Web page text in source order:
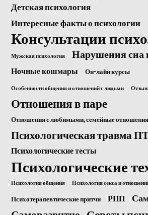
Детская психология
Интересные факты о психологии
Консультации
Мужская психология Нарушения сна
Ночные кошмары Он-лайн курсы
Особенности общения и отношений с людьми
Отношения в паре
Отношения с любимыми, семейные отношения
Психологическая травма
Психологические тесты
Психологические
Психология общения Психология секса и
Психотерапевтические притчи РПП